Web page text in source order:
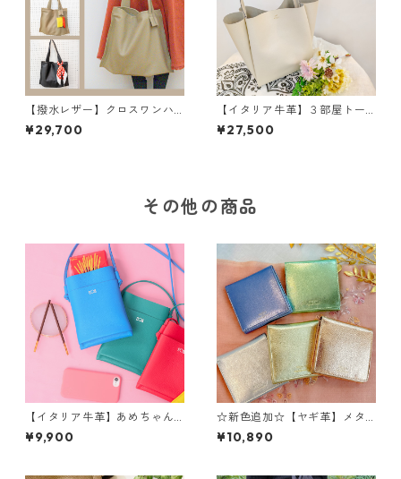
【撥水レザー】クロスワンハ
ンドルバッグ＜2色展開＞ M
6041
¥29,700
【イタリア牛革】３部屋トー
トバッグ〈5色展開〉 イタリ
アンレザー 本革 カラフ
¥27,500
その他の商品
【イタリア牛革】あめちゃん
スマホショルダーポーチ<５色
展開> ポップカラー 本革
¥9,900
☆新色追加☆【ヤギ革】メタ
リックカラー２つ折り財布
本革 ヤギ革 レザーウォレ
¥10,890